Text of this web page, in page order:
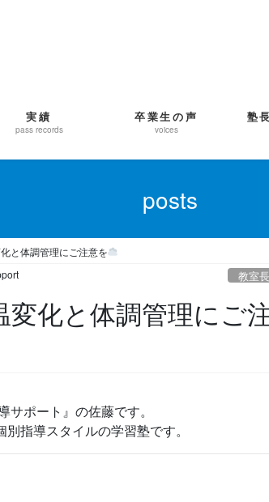
実績
pass records
卒業生の声
voices
塾
posts
と体調管理にご注意を
教室
化と体調管理にご
ポート』の佐藤です。
指導スタイルの学習塾です。